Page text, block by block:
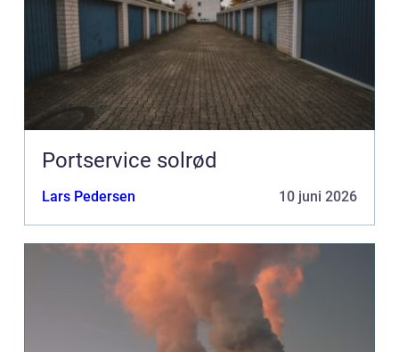
Portservice solrød
Lars Pedersen 10 juni 2026